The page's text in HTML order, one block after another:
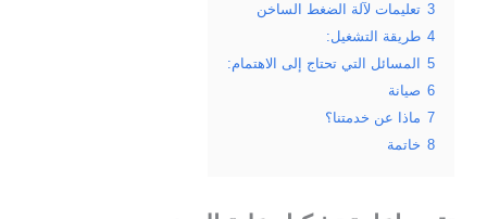
3 تعليمات لآلة الضغط الساخن
4 طريقة التشغيل:
5
المسائل التي تحتاج إلى الاهتمام:
6 صيانة
7 ماذا عن خدمتنا؟
8 خاتمة